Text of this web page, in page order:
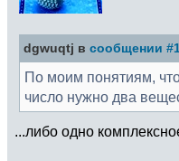
dgwuqtj в сообщении
По моим понятиям,
число нужно два
...либо одно